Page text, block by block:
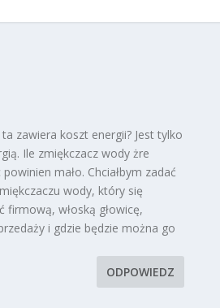
zawiera koszt energii? Jest tylko
Ile zmiękczacz wody żre
mało. Chciałbym zadać
wody, który się
firmową, włoską głowicę,
i gdzie będzie można go
ODPOWIEDZ